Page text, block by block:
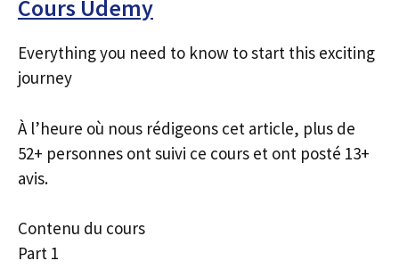
Cours Udemy
Everything you need to know to start this exciting
journey
À l’heure où nous rédigeons cet article, plus de
52+ personnes ont suivi ce cours et ont posté 13+
avis.
Contenu du cours
Part 1